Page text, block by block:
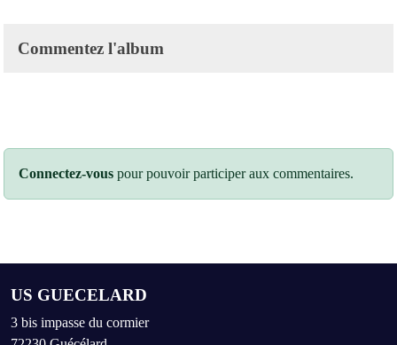
Commentez l'album
Connectez-vous pour pouvoir participer aux commentaires.
US GUECELARD
3 bis impasse du cormier